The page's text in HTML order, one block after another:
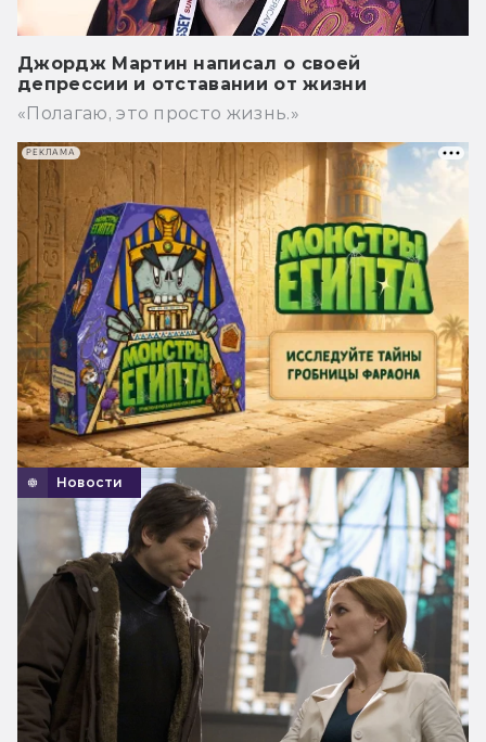
Джордж Мартин написал о своей
депрессии и отставании от жизни
«Полагаю, это просто жизнь.»
Новости
РЕКЛАМА